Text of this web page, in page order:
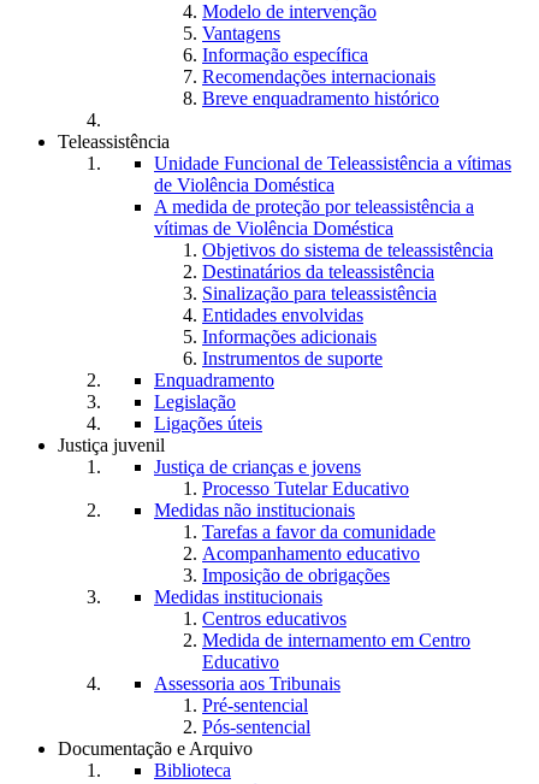
Modelo de intervenção
Vantagens
Informação específica
Recomendações internacionais
Breve enquadramento histórico
Teleassistência
Unidade Funcional de Teleassistência a vítimas
de Violência Doméstica
A medida de proteção por teleassistência a
vítimas de Violência Doméstica
Objetivos do sistema de teleassistência
Destinatários da teleassistência
Sinalização para teleassistência
Entidades envolvidas
Informações adicionais
Instrumentos de suporte
Enquadramento
Legislação
Ligações úteis
Justiça juvenil
Justiça de crianças e jovens
Processo Tutelar Educativo
Medidas não institucionais
Tarefas a favor da comunidade
Acompanhamento educativo
Imposição de obrigações
Medidas institucionais
Centros educativos
Medida de internamento em Centro
Educativo
Assessoria aos Tribunais
Pré-sentencial
Pós-sentencial
Documentação e Arquivo
Biblioteca